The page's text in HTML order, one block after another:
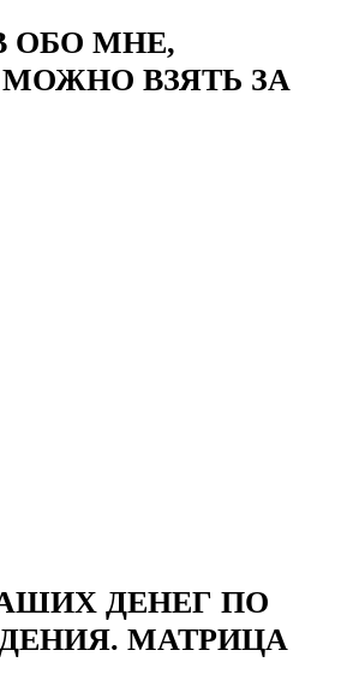
ОБО МНЕ,
ВЗЯТЬ ЗА
ДЕНЕГ ПО
МАТРИЦА